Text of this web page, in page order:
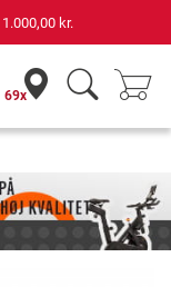
1.000,00 kr.
69x